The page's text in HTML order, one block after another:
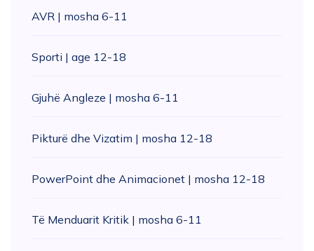
AVR | mosha 6-11
Sporti | age 12-18
Gjuhë Angleze | mosha 6-11
Pikturë dhe Vizatim | mosha 12-18
PowerPoint dhe Animacionet | mosha 12-18
Të Menduarit Kritik | mosha 6-11